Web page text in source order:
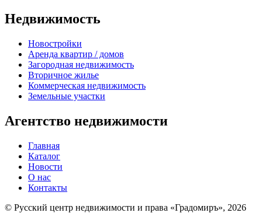
Недвижимость
Новостройки
Аренда квартир / домов
Загородная недвижимость
Вторичное жилье
Коммерческая недвижимость
Земельные участки
Агентство недвижимости
Главная
Каталог
Новости
О нас
Контакты
© Русский центр недвижимости и права «Градомиръ», 2026